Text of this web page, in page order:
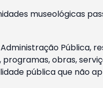
museológicas
Pública,
obras,
pública que não